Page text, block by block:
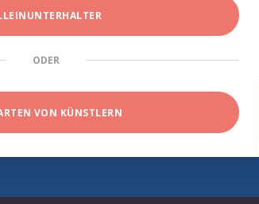
ODER
VON KÜNSTLERN